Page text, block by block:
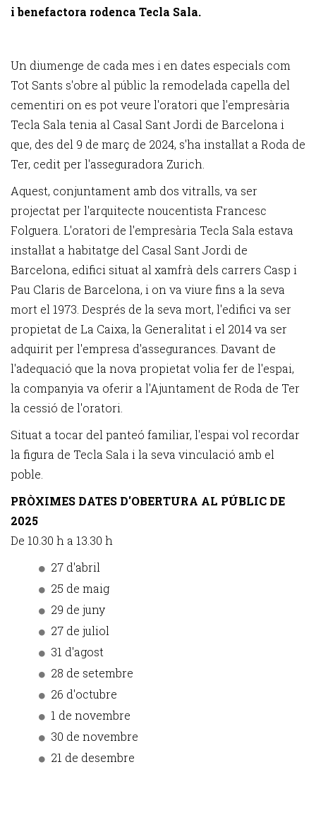
i benefactora rodenca Tecla Sala.
Un diumenge de cada mes i en dates especials com
Tot Sants s'obre al públic la remodelada capella del
cementiri on es pot veure l'oratori que l'empresària
Tecla Sala tenia al Casal Sant Jordi de Barcelona i
que, des del 9 de març de 2024, s'ha instal·lat a Roda de
Ter, cedit per l'asseguradora Zurich.
Aquest, conjuntament amb dos vitralls, va ser
projectat per l'arquitecte noucentista Francesc
Folguera. L'oratori de l'empresària Tecla Sala estava
instal·lat a habitatge del Casal Sant Jordi de
Barcelona, edifici situat al xamfrà dels carrers Casp i
Pau Claris de Barcelona, i on va viure fins a la seva
mort el 1973. Després de la seva mort, l'edifici va ser
propietat de La Caixa, la Generalitat i el 2014 va ser
adquirit per l'empresa d'assegurances. Davant de
l'adequació que la nova propietat volia fer de l'espai,
la companyia va oferir a l'Ajuntament de Roda de Ter
la cessió de l'oratori.
Situat a tocar del panteó familiar, l'espai vol recordar
la figura de Tecla Sala i la seva vinculació amb el
poble.
PRÒXIMES DATES D'OBERTURA AL PÚBLIC DE
2025
De 10.30 h a 13.30 h
27 d'abril
25 de maig
29 de juny
27 de juliol
31 d'agost
28 de setembre
26 d'octubre
1 de novembre
30 de novembre
21 de desembre